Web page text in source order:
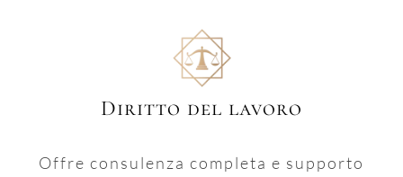
Diritto del lavoro
Offre consulenza completa e supporto